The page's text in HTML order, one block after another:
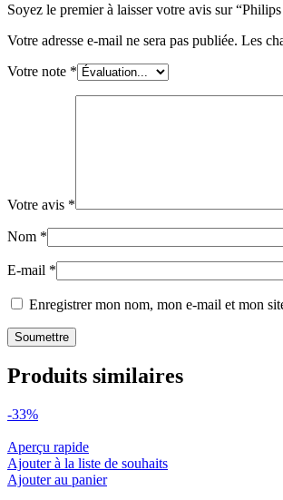
Soyez le premier à laisser votre avis sur
Votre adresse e-mail ne sera pas publiée. Les
Votre note *
Votre avis *
Nom *
E-mail *
Enregistrer mon nom, mon e-mail et mon
Produits similaires
-33%
Aperçu rapide
Ajouter à la liste de souhaits
Ajouter au panier